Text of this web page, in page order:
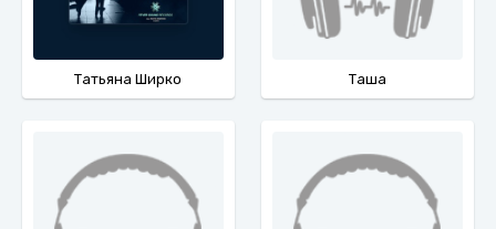
Татьяна Ширко Таша